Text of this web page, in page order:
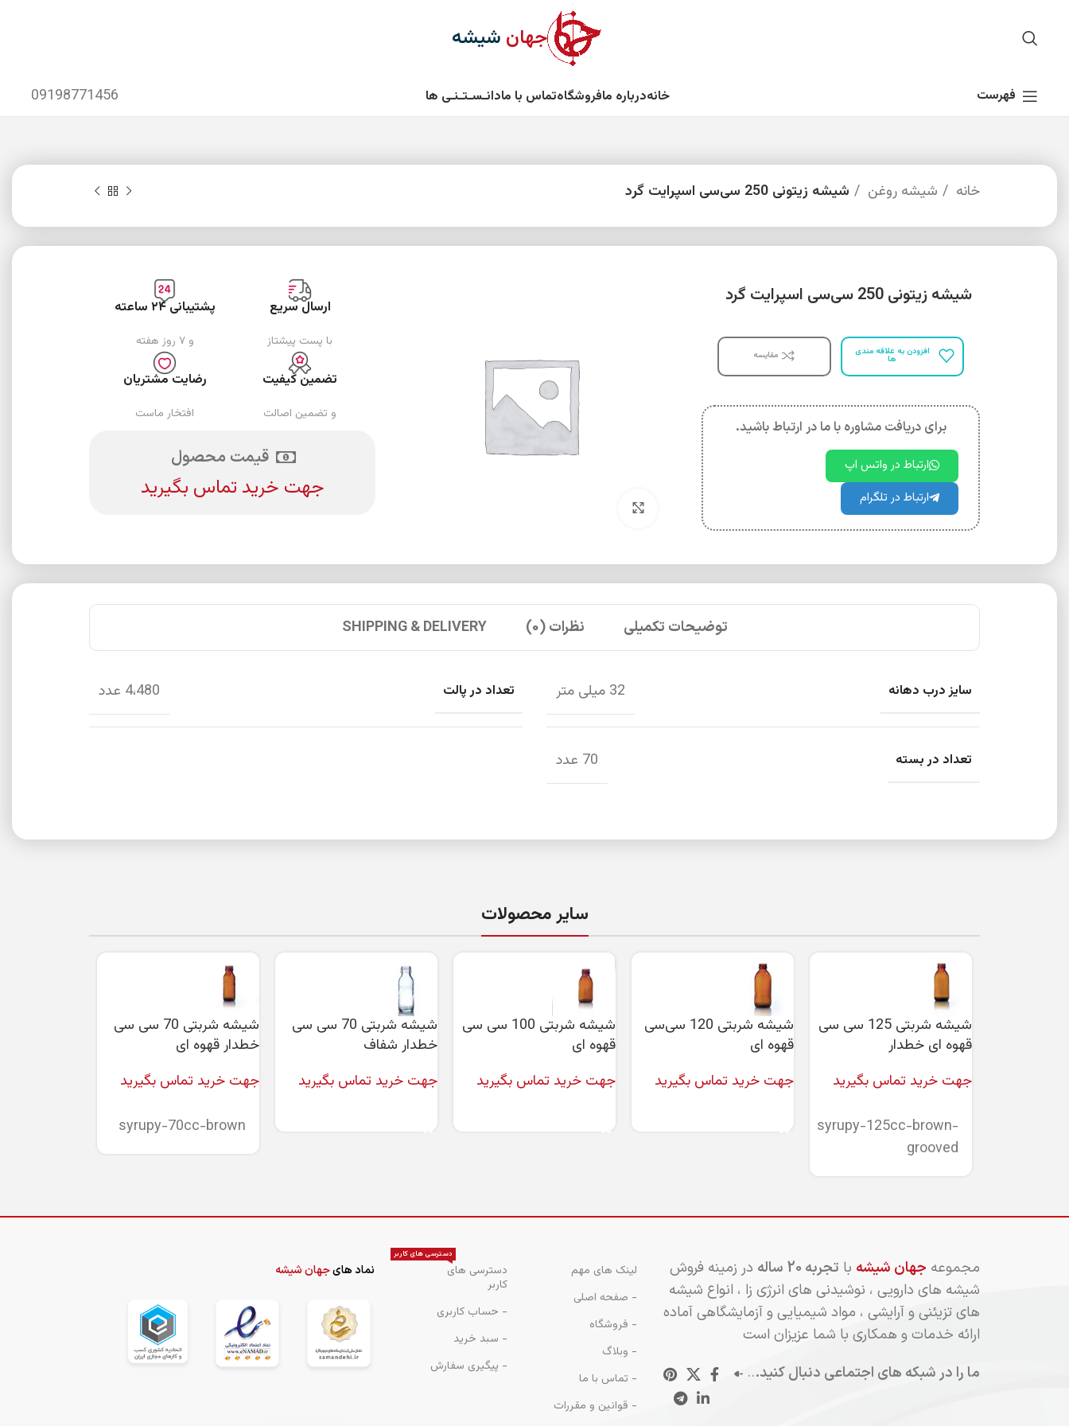
جهان شیشه
فهرست خانهدرباره مافروشگاهتماس با مادانـسـتـنـی ها 09198771456
خانه شیشه روغن شیشه زیتونی 250 سی‌سی اسپرایت گرد
شیشه زیتونی 250 سی‌سی اسپرایت گرد
افزودن به علاقه مندی
ها مقایسه
برای دریافت مشاوره با ما در ارتباط باشید.
ارتباط در واتس اپ
ارتباط در تلگرام
ارسال سریع
با پست پیشتاز
پشتیبانی ۲۴ ساعته
و ۷ روز هفته
تضمین کیفیت
و تضمین اصالت
رضایت مشتریان
افتخار ماست
قیمت محصول
جهت خرید تماس بگیرید
توضیحات تکمیلی نظرات (0) SHIPPING & DELIVERY
سایز درب دهانه 32 میلی متر تعداد در پالت 4،480 عدد
تعداد در بسته 70 عدد
سایر محصولات
شیشه شربتی 125 سی سی
قهوه ای خطدار
جهت خرید تماس بگیرید
syrupy-125cc-brown-
grooved
شیشه شربتی 120 سی‌سی
قهوه‌ ای
جهت خرید تماس بگیرید
شیشه شربتی 100 سی سی
قهوه ای
جهت خرید تماس بگیرید
شیشه شربتی 70 سی سی
خطدار شفاف
جهت خرید تماس بگیرید
شیشه شربتی 70 سی سی
خطدار قهوه ای
جهت خرید تماس بگیرید
syrupy-70cc-brown
مجموعه جهان شیشه با تجربه 20 ساله
در زمینه فروش
شیشه های دارویی ، نوشیدنی های انرژی زا ، انواع شیشه
های تزیئنی و آرایشی ، مواد شیمیایی و آزمایشگاهی آماده
ارائه خدمات و همکاری با شما عزیزان است
ما را در شبکه های اجتماعی دنبال کنید...
لینک های مهم
- صفحه اصلی
- فروشگاه
- وبلاگ
- تماس با ما
- قوانین و مقررات
دسترسی های
کاربر
دسترسی های کاربر
- حساب کاربری
- سبد خرید
- پیگیری سفارش
نماد هایجهان شیشه